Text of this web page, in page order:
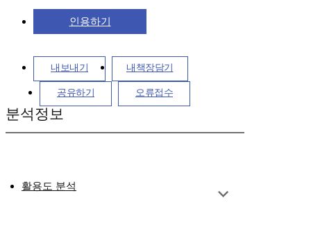
인용하기
내보내기 내책장담기
공유하기 오류접수
분석정보
활용도 분석